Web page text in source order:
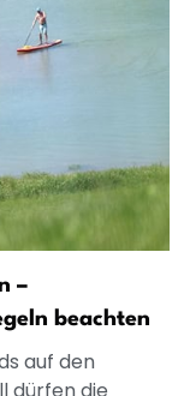
–
beachten
auf den
dürfen die